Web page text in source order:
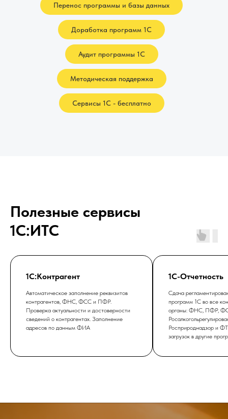
Перенос программы и базы данных
Доработка программ 1С
Аудит программы 1С
Методическая поддержка
Сервисы 1С - бесплатно
Полезные сервисы
1С:ИТС
1С:Контрагент
Автоматическое заполнение реквизитов
контрагентов, ФНС, ФСС и ПФР.
Проверка актуальности и достоверности
сведений о контрагентах. Заполнение
адресов по данным ФИА
1С-Отчетность
Сдача
программ 1С во все
органы: ФНС, ПФР,
Росприроднадзор и
загрузок в другие